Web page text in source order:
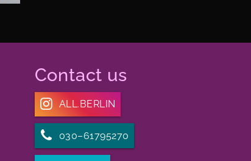
Contact us
ALL.BERLIN
030–61795270